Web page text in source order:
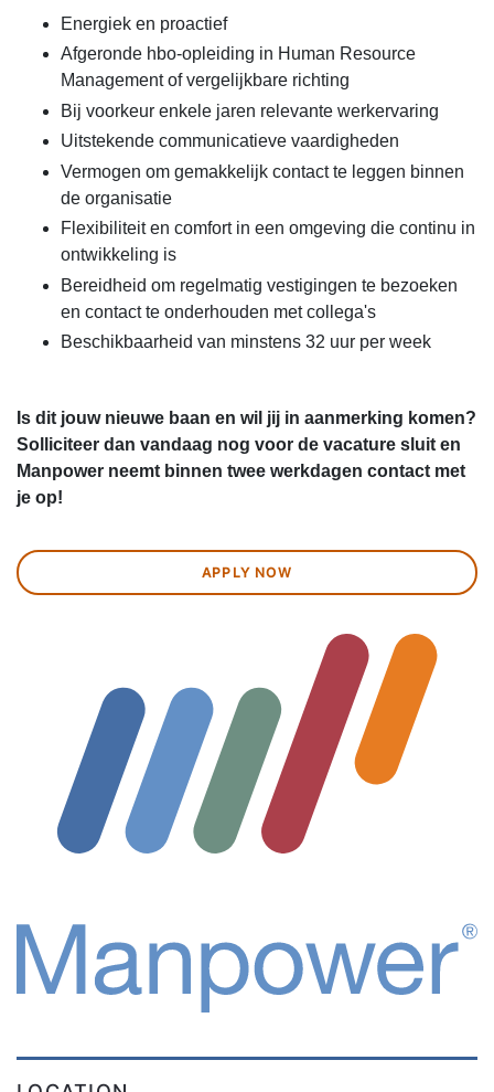
Energiek en proactief
Afgeronde hbo-opleiding in Human Resource
Management of vergelijkbare richting
Bij voorkeur enkele jaren relevante werkervaring
Uitstekende communicatieve vaardigheden
Vermogen om gemakkelijk contact te leggen binnen
de organisatie
Flexibiliteit en comfort in een omgeving die continu in
ontwikkeling is
Bereidheid om regelmatig vestigingen te bezoeken
en contact te onderhouden met collega's
Beschikbaarheid van minstens 32 uur per week
Is dit jouw nieuwe baan en wil jij in aanmerking komen?
Solliciteer dan vandaag nog voor de vacature sluit en
Manpower neemt binnen twee werkdagen contact met
je op!
APPLY NOW